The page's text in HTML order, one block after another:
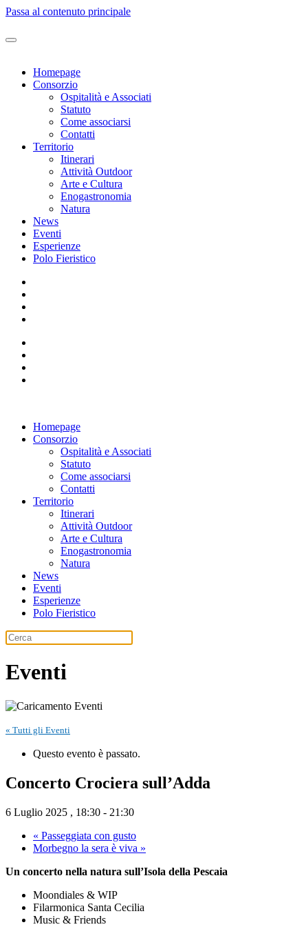
Passa al contenuto principale
Homepage
Consorzio
Ospitalità e Associati
Statuto
Come associarsi
Contatti
Territorio
Itinerari
Attività Outdoor
Arte e Cultura
Enogastronomia
Natura
News
Eventi
Esperienze
Polo Fieristico
Homepage
Consorzio
Ospitalità e Associati
Statuto
Come associarsi
Contatti
Territorio
Itinerari
Attività Outdoor
Arte e Cultura
Enogastronomia
Natura
News
Eventi
Esperienze
Polo Fieristico
Eventi
« Tutti gli Eventi
Questo evento è passato.
Concerto Crociera sull’Adda
6 Luglio 2025 , 18:30 - 21:30
« Passeggiata con gusto
Morbegno la sera è viva »
Un concerto nella natura sull’Isola della Pescaia
Moondiales & WIP
Filarmonica Santa Cecilia
Music & Friends